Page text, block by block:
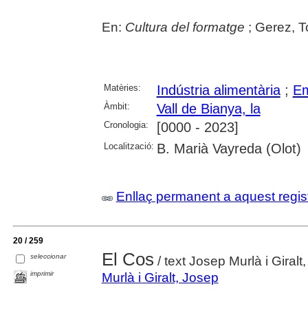
En: Cultura del formatge ; Gerez,
Matèries: Indústria alimentària;
Àmbit: Vall de Bianya, la
Cronologia: [0000 - 2023]
Localització: B. Marià Vayreda (Olot)
Enllaç permanent a aquest
20 / 259
seleccionar
imprimir
El Cos / text Josep Murlà i
Murlà i Giralt, Josep